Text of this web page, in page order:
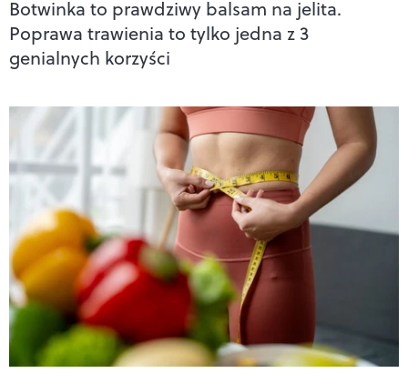
Botwinka to prawdziwy balsam na jelita.
Poprawa trawienia to tylko jedna z 3
genialnych korzyści